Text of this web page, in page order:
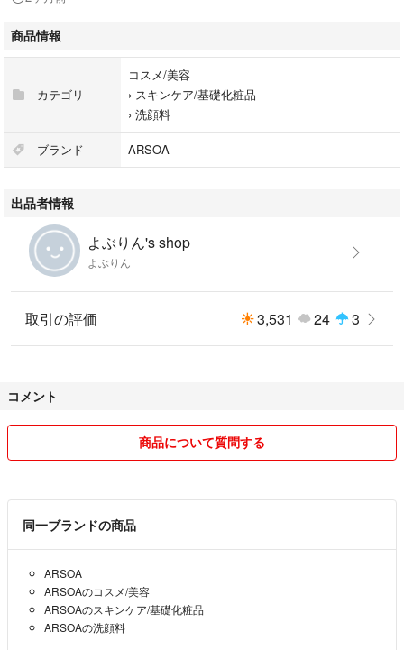
商品情報
カテゴリ
コスメ/美容
› スキンケア/基礎化粧品
› 洗顔料
ブランド ARSOA
出品者情報
よぶりん's shop
よぶりん
取引の評価 3,531 24 3
コメント
商品について質問する
同一ブランドの商品
ARSOA
ARSOAのコスメ/美容
ARSOAのスキンケア/基礎化粧品
ARSOAの洗顔料